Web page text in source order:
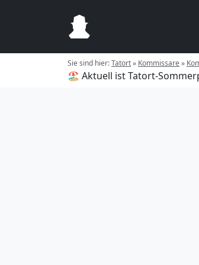
Sie sind hier:Tatort» Kommissare»
🏖️ Aktuell ist Tatort-